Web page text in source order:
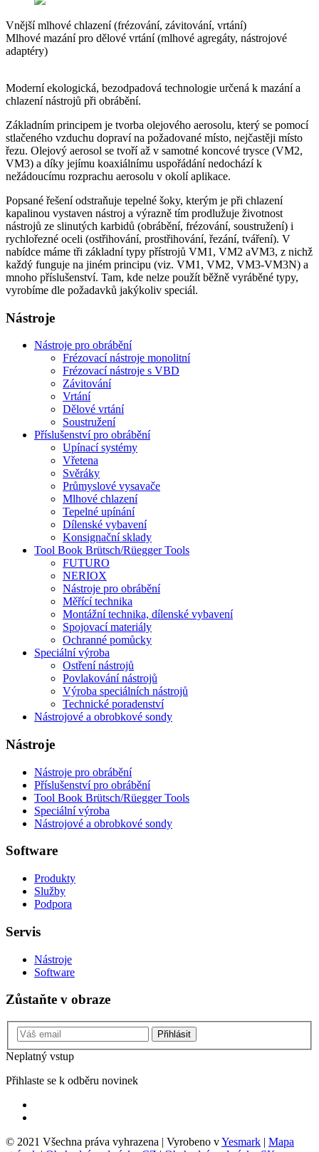
Vnější mlhové chlazení (frézování, závitování, vrtání)
Mlhové mazání pro dělové vrtání (mlhové agregáty, nástrojové
adaptéry)
Moderní ekologická, bezodpadová technologie určená k mazání a
chlazení nástrojů při obrábění.
Základním principem je tvorba olejového aerosolu, který se pomocí
stlačeného vzduchu dopraví na požadované místo, nejčastěji místo
řezu. Olejový aerosol se tvoří až v samotné koncové trysce (VM2,
VM3) a díky jejímu koaxiálnímu uspořádání nedochází k
nežádoucímu rozprachu aerosolu v okolí aplikace.
Popsané řešení odstraňuje tepelné šoky, kterým je při chlazení
kapalinou vystaven nástroj a výrazně tím prodlužuje životnost
nástrojů ze slinutých karbidů (obrábění, frézování, soustružení) i
rychlořezné oceli (ostřihování, prostřihování, řezání, tváření). V
nabídce máme tři základní typy přístrojů VM1, VM2 aVM3, z nichž
každý funguje na jiném principu (viz. VM1, VM2, VM3-VM3N) a
mnoho příslušenství. Tam, kde nelze použít běžně vyráběné typy,
vyrobíme dle požadavků jakýkoliv speciál.
Nástroje
Nástroje pro obrábění
Frézovací nástroje monolitní
Frézovací nástroje s VBD
Závitování
Vrtání
Dělové vrtání
Soustružení
Příslušenství pro obrábění
Upínací systémy
Vřetena
Svěráky
Průmyslové vysavače
Mlhové chlazení
Tepelné upínání
Dílenské vybavení
Konsignační sklady
Tool Book Brütsch/Rüegger Tools
FUTURO
NERIOX
Nástroje pro obrábění
Měřící technika
Montážní technika, dílenské vybavení
Spojovací materiály
Ochranné pomůcky
Speciální výroba
Ostření nástrojů
Povlakování nástrojů
Výroba speciálních nástrojů
Technické poradenství
Nástrojové a obrobkové sondy
Nástroje
Nástroje pro obrábění
Příslušenství pro obrábění
Tool Book Brütsch/Rüegger Tools
Speciální výroba
Nástrojové a obrobkové sondy
Software
Produkty
Služby
Podpora
Servis
Nástroje
Software
Zůstaňte v obraze
Přihlásit
Neplatný vstup
Přihlaste se k odběru novinek
© 2021 Všechna práva vyhrazena | Vyrobeno vYesmark | Mapa